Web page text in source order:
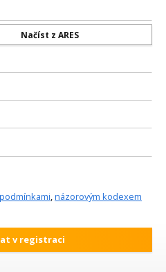
Načíst z ARES
,názorovým kodexem